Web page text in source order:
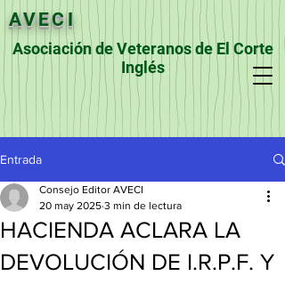
AVECI
Asociación de Veteranos de El Corte
Inglés
Entrada
HACIENDA ACLARA LA
DEVOLUCIÓN DE I.R.P.F. Y
Consejo Editor AVECI
20 may 2025 3 min de lectura